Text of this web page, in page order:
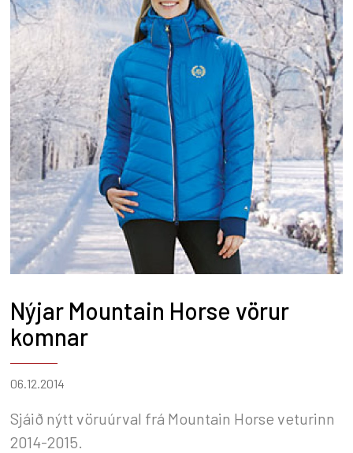
Nýjar Mountain Horse vörur
komnar
06.12.2014
Sjáið nýtt vöruúrval frá Mountain Horse veturinn
2014-2015.